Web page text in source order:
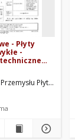
- Płyty
-
Płyt,